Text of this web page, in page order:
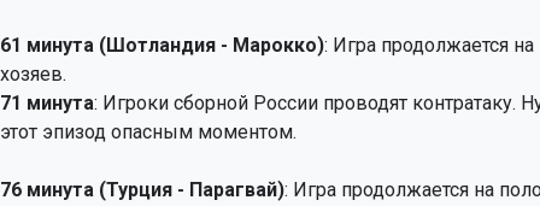
61 минута (Шотландия - Марокко): Игра продолжается
хозяев.
71 минута: Игроки сборной России проводят контратаку.
этот эпизод опасным моментом.
76 минута (Турция - Парагвай): Игра продолжается на